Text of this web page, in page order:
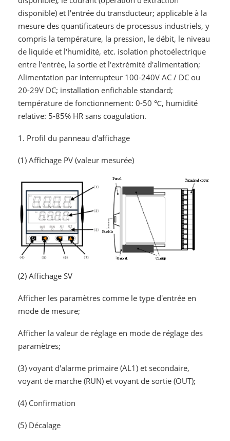
disponible) et l'entrée du transducteur; applicable à la
mesure des quantificateurs de processus industriels, y
compris la température, la pression, le débit, le niveau
de liquide et l'humidité, etc. isolation photoélectrique
entre l'entrée, la sortie et l'extrémité d'alimentation;
Alimentation par interrupteur 100-240V AC / DC ou
20-29V DC; installation enfichable standard;
température de fonctionnement: 0-50 ℃, humidité
relative: 5-85% HR sans coagulation.
1. Profil du panneau d'affichage
(1) Affichage PV (valeur mesurée)
(2) Affichage SV
Afficher les paramètres comme le type d'entrée en
mode de mesure;
Afficher la valeur de réglage en mode de réglage des
paramètres;
(3) voyant d'alarme primaire (AL1) et secondaire,
voyant de marche (RUN) et voyant de sortie (OUT);
(4) Confirmation
(5) Décalage